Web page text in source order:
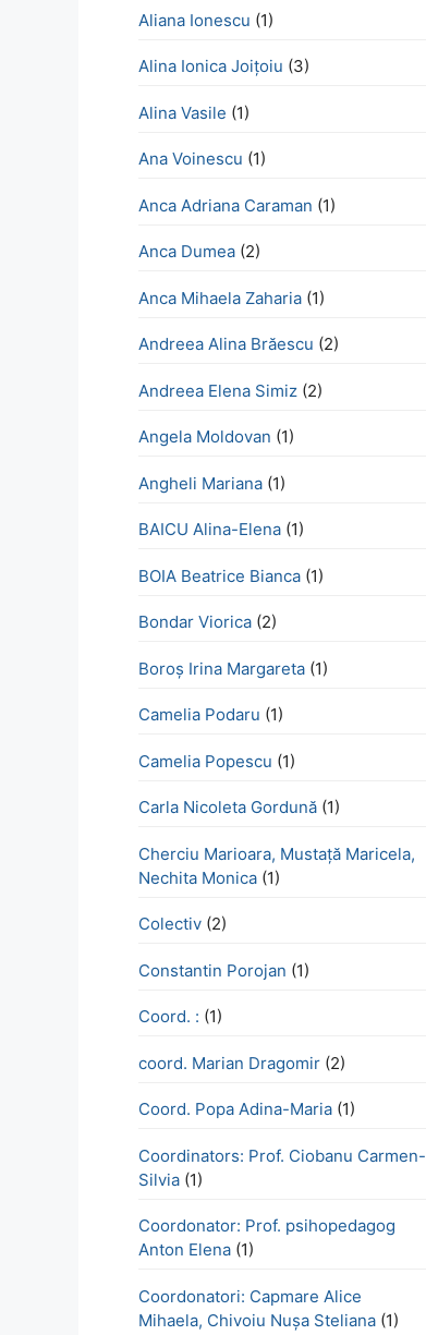
Aliana Ionescu (1)
Alina Ionica Joițoiu (3)
Alina Vasile (1)
Ana Voinescu (1)
Anca Adriana Caraman (1)
Anca Dumea (2)
Anca Mihaela Zaharia (1)
Andreea Alina Brăescu (2)
Andreea Elena Simiz (2)
Angela Moldovan (1)
Angheli Mariana (1)
BAICU Alina-Elena (1)
BOIA Beatrice Bianca (1)
Bondar Viorica (2)
Boroş Irina Margareta (1)
Camelia Podaru (1)
Camelia Popescu (1)
Carla Nicoleta Gordună (1)
Cherciu Marioara, Mustață Maricela,
Nechita Monica (1)
Colectiv (2)
Constantin Porojan (1)
Coord. : (1)
coord. Marian Dragomir (2)
Coord. Popa Adina-Maria (1)
Coordinators: Prof. Ciobanu Carmen-
Silvia (1)
Coordonator: Prof. psihopedagog
Anton Elena (1)
Coordonatori: Capmare Alice
Mihaela, Chivoiu Nușa Steliana (1)